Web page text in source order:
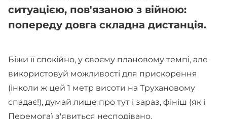
ситуацією, пов'язаною з війною:
попереду довга складна дистанція.
Біжи її спокійно, у своєму плановому темпі, але
використовуй можливості для прискорення
(інколи ж цей 1 метр висоти на Трухановому
спадає!), думай лише про тут і зараз, фініш (як і
Перемога) з'явиться несподівано.